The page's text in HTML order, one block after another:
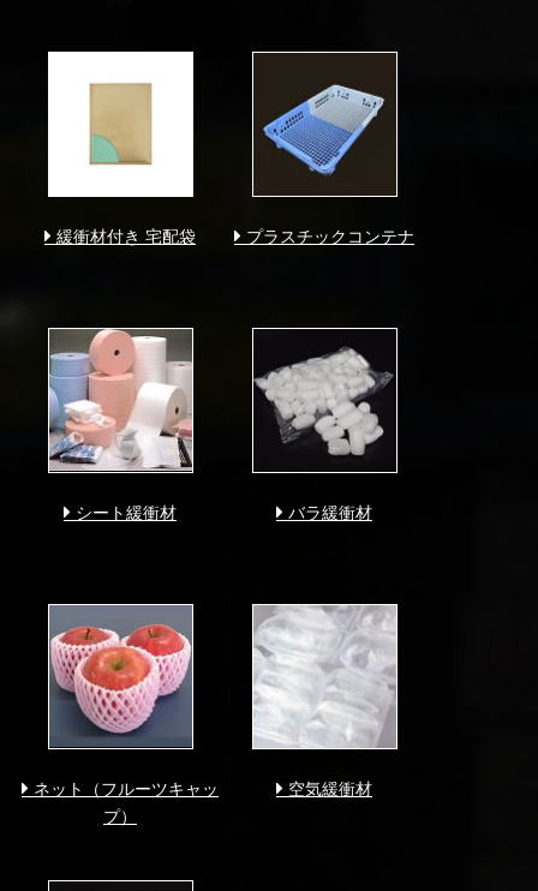
緩衝材付き 宅配袋 プラスチックコンテナ
シート緩衝材 バラ緩衝材
ネット（フルーツキャッ
プ）
空気緩衝材